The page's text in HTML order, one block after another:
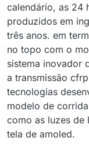
calendário, as 24
produzidos em
três anos. em
no topo com o
sistema inovador
a transmissão
tecnologias
modelo de
como as luzes de
tela de amoled.